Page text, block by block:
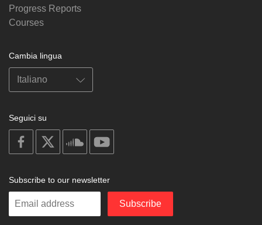
Progress Reports
Courses
Cambia lingua
Seguici su
on
facebook
soundcloud
Subscribe to our newsletter
Enter
Subscribe